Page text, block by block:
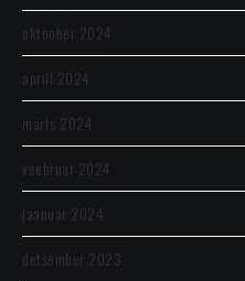
oktoober 2024
aprill 2024
märts 2024
veebruar 2024
jaanuar 2024
detsember 2023